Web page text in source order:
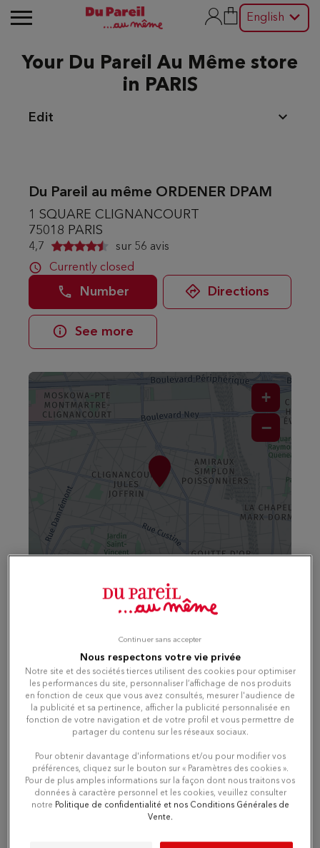
English
Your Du Pareil Au Même store
in PARIS
Edit
Du Pareil au même ORDENER DPAM
1 SQUARE CLIGNANCOURT
75018 PARIS
4,7 sur 56 avis
Currently closed
Number Directions
See more
Opening hours
10:00 AM - 07:00 PM
Tuesday 10:00 AM - 07:00 PM
Wednesday 10:00 AM - 07:00 PM
Thursday 10:00 AM - 07:00 PM
Friday 10:00 AM - 07:00 PM
+
−
Leaflet
Nous respectons votre vie privée
Notre site et des sociétés tierces utilisent des cookies pour optimiser
les performances du site, personnaliser l’affichage de nos produits
en fonction de ceux que vous avez consultés, mesurer l'audience de
la publicité et sa pertinence, afficher la publicité personnalisée en
fonction de votre navigation et de votre profil et vous permettre de
partager du contenu sur les réseaux sociaux.
Pour obtenir davantage d'informations et/ou pour modifier vos
préférences, cliquez sur le bouton sur « Paramètres des cookies ».
Pour de plus amples informations sur la façon dont nous traitons vos
données à caractère personnel et les cookies, veuillez consulter
notre Politique de confidentialité et nos Conditions Générales de
Vente.
Continuer sans accepter